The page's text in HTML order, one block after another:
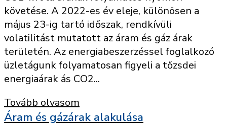
követése. A 2022-es év eleje, különösen a
május 23-ig tartó időszak, rendkívüli
volatilitást mutatott az áram és gáz árak
területén. Az energiabeszerzéssel foglalkozó
üzletágunk folyamatosan figyeli a tőzsdei
energiaárak ás CO2...
Tovább olvasom
Áram és gázárak alakulása